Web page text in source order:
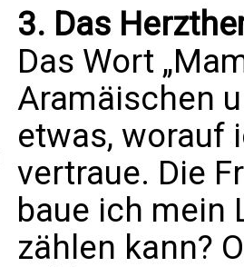
3. Das
Das Wort
Aramäischen
etwas, worauf
vertraue. Die
baue ich mein
zählen kann?